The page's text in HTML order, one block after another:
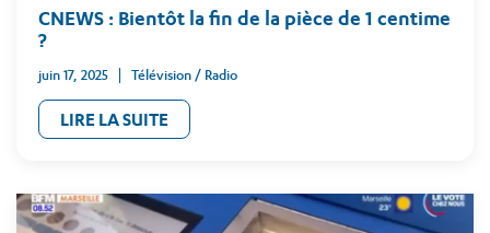
CNEWS : Bientôt la fin de la pièce de 1 centime
?
juin 17, 2025 Télévision / Radio
LIRE LA SUITE